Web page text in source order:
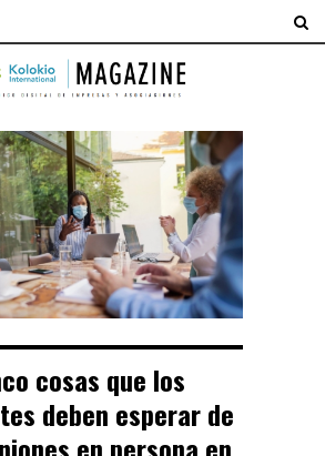
cosas que los
deben esperar de